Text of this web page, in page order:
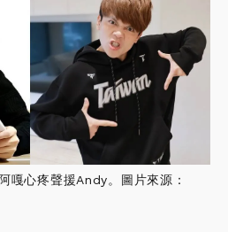
嘎心疼聲援Andy。圖片來源：